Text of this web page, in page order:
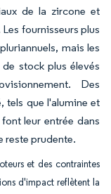
de la zircone et
fournisseurs plus
mais les
stock plus élevés
Des
tels que l'alumine et
leur entrée dans
reste prudente.
et des contraintes
d'impact reflètent la